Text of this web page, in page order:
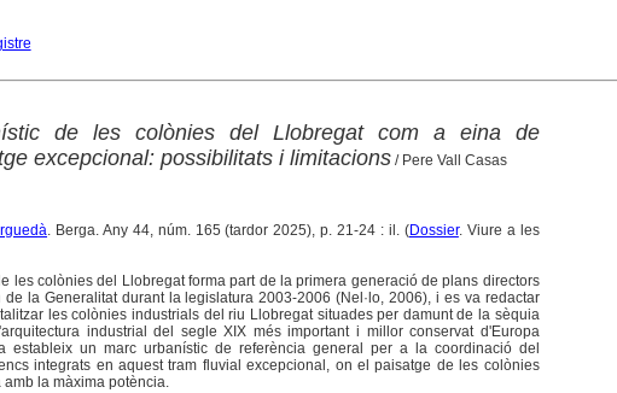
de les colònies del Llobregat com a eina de
excepcional: possibilitats i limitacions/ Pere Vall Casas
. Berga. Any 44, núm. 165 (tardor 2025), p. 21-24 : il. (Dossier. Viure a les
les colònies del Llobregat forma part de la primera generació de plans directors
la Generalitat durant la legislatura 2003-2006 (Nel·lo, 2006), i es va redactar
les colònies industrials del riu Llobregat situades per damunt de la sèquia
industrial del segle XIX més important i millor conservat d'Europa
estableix un marc urbanístic de referència general per a la coordinació del
integrats en aquest tram fluvial excepcional, on el paisatge de les colònies
la màxima potència.